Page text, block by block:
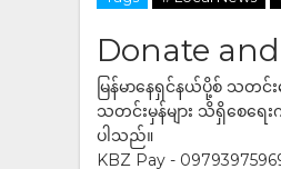
Donate
မြန်မာနေရှင်နယ်ပို့စ် သတ
သတင်းမှန်များ သိရှိစေရေ
ပါသည်။
KBZ Pay -